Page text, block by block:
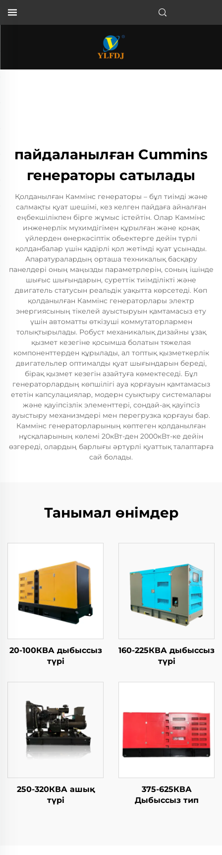
пайдаланылған Cummins
генераторы сатылады
Қолданылған Каммінс генераторы – бұл тиімді және
салмақты қуат шешімі, кез келген пайдаға айналған
еңбекшілікпен бірге жұмыс істейтін. Олар Каммінс
инженерлік мүхимдігімен құрылған және қонақ
үйлерден өнеркәсіптік обьектерге дейін түрлі
қолданбалар үшін қадірлі қол жетімді қуат ұсынады.
Апаратуралардың орташа техникалық басқару
панелдері оның маңызды параметрлерін, соның ішінде
шығыс шығындарын, суреттік тиімділікті және
двигатель статусын реальдік уақытта көрсетеді. Көп
қолданылған Каммінс генераторлары электр
энергиясының тікелей ауыстыруын қамтамасыз ету
үшін автоматты өткізуші коммутаторлармен
толықтырылады. Робуст механикалық дизайны ұзақ
қызмет кезегіне қосымша болатын тяжелая
компоненттерден құрылады, ал топтық қызметкерлік
двигательлер оптималды қуат шығындарын береді,
бірақ қызмет кезегін азайтуға көмектеседі. Бұл
генераторлардың көпшілігі ауа қорғауын қамтамасыз
ететін капсулациялар, модерн суықтыру системалары
және қауіпсізлік элементтері, сондай-ақ қауіпсіз
ауыстыру механизмдері мен перегрузка қорғауы бар.
Каммінс генераторларының көптеген қолданылған
нұсқаларының көлемі 20кВт-ден 2000кВт-ке дейін
өзгереді, олардың барлығы әртүрлі қуаттық талаптарға
сай болады.
Танымал өнімдер
20-100КВА дыбыссыз
түрі
160-225КВА дыбыссыз
түрі
250-320КВА ашық
түрі
375-625КВА
Дыбыссыз тип